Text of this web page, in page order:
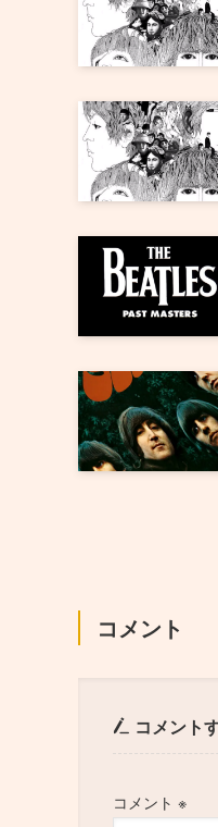
コメント
コメント
コメント ※